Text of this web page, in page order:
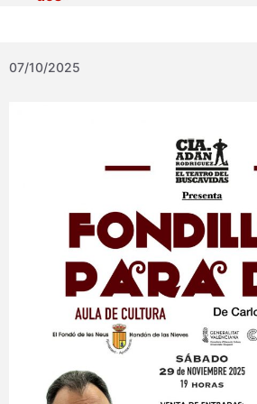
07/10/2025